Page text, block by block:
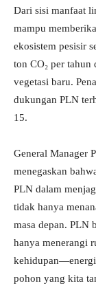
Dari sisi manfaat
mampu
ekosistem pesisir
ton CO₂ per tahun
vegetasi baru.
dukungan PLN
15.
General Manager
menegaskan
PLN dalam
tidak hanya
masa depan. PLN
hanya menerangi
kehidupan—energi
pohon yang kita